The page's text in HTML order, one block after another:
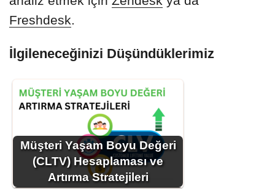
Freshdesk.
İlgileneceğinizi Düşündüklerimiz
Müşteri Yaşam Boyu Değeri
(CLTV) Hesaplaması ve
Artırma Stratejileri